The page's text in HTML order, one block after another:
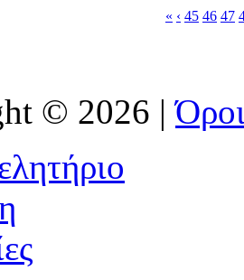
« ‹ 45 46 47
© 2026 |